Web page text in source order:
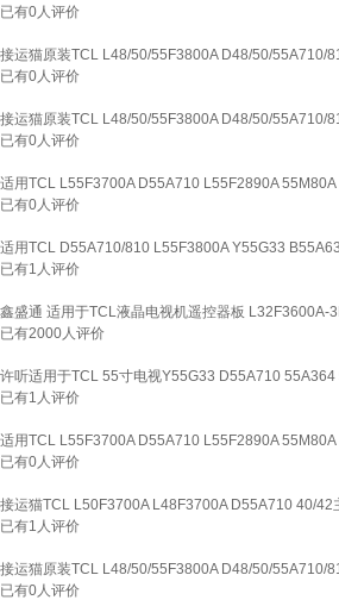
已有0人评价
接运猫原装TCL L48/50/55F3800A D48/50/55A710/
已有0人评价
接运猫原装TCL L48/50/55F3800A D48/50/55A710/
已有0人评价
适用TCL L55F3700A D55A710 L55F2890A
已有0人评价
适用TCL D55A710/810 L55F3800A Y55G33
已有1 人评价
鑫盛通 适用于TCL液晶电视机遥控器板 L32F3600A-
已有2000人评价
许听适用于TCL 55寸电视Y55G33 D55A710
已有1 人评价
适用TCL L55F3700A D55A710 L55F2890A
已有0人评价
接运猫TCL L50F3700A L48F3700A D55A710 40/
已有1 人评价
接运猫原装TCL L48/50/55F3800A D48/50/55A710/
已有0人评价